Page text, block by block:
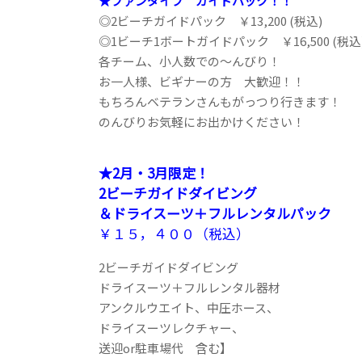
◎2ビーチガイドパック ￥13,200 (税込)
◎1ビーチ1ボートガイドパック ￥16,500 (税
各チーム、小人数での～んびり！
お一人様、ビギナーの方 大歓迎！！
もちろんベテランさんもがっつり行きます！
のんびりお気軽にお出かけください！
★2月・3月限定！
2ビーチガイドダイビング
＆ドライスーツ＋フルレンタルパック
￥１５，４００（税込）
2ビーチガイドダイビング
ドライスーツ＋フルレンタル器材
アンクルウエイト、中圧ホース、
ドライスーツレクチャー、
送迎or駐車場代 含む】